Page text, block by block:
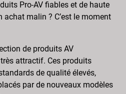
Pro-AV fiables et de haute
malin ? C’est le moment
de produits AV
attractif. Ces produits
de qualité élevés,
par de nouveaux modèles